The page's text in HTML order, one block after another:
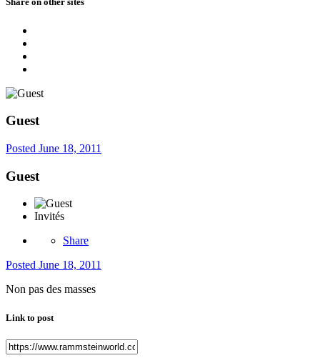
Guest
Posted June 18, 2011
Guest
Invités
Share
Posted June 18, 2011
Non pas des masses
Link to post